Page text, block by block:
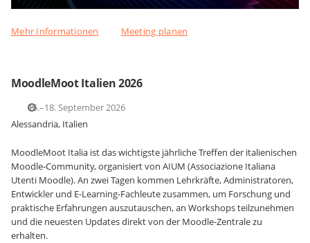
Mehr Informationen Meeting planen
MoodleMoot Italien 2026
16.–18. September 2026
Alessandria, Italien
MoodleMoot Italia ist das wichtigste jährliche Treffen der italienischen
Moodle-Community, organisiert von AIUM (Associazione Italiana
Utenti Moodle). An zwei Tagen kommen Lehrkräfte, Administratoren,
Entwickler und E-Learning-Fachleute zusammen, um Forschung und
praktische Erfahrungen auszutauschen, an Workshops teilzunehmen
und die neuesten Updates direkt von der Moodle-Zentrale zu
erhalten.